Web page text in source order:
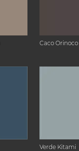
Caco Orinoco
Verde Kitami